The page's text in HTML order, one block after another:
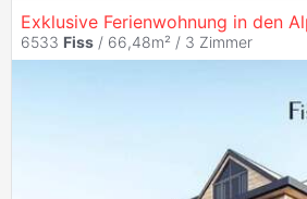
6533 Fiss / 66,48m² / 3 Zimmer